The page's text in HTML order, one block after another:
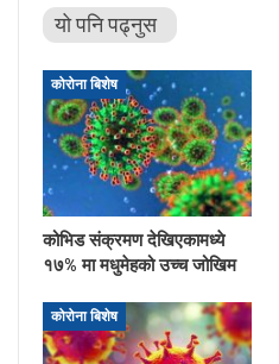
यो पनि पढ्नुस
कोरोना बिशेष
कोभिड संक्रमण देखिएकामध्ये
१७% मा मधुमेहको उच्च जोखिम
कोरोना बिशेष